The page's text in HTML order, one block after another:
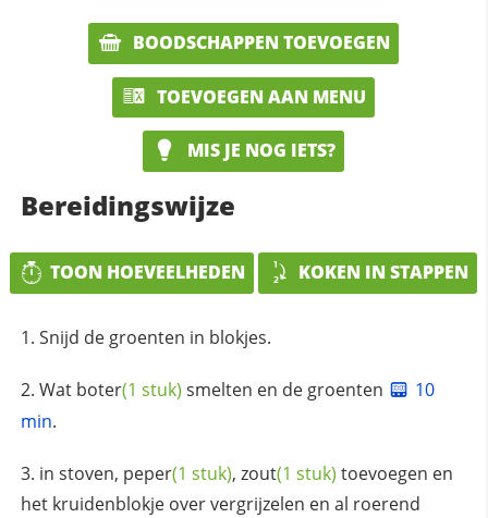
BOODSCHAPPEN TOEVOEGEN
TOEVOEGEN AAN MENU
MIS JE NOG IETS?
Bereidingswijze
TOON HOEVEELHEDEN KOKEN IN STAPPEN
Snijd de groenten in blokjes.
Wat boter(1 stuk) smelten en de groenten
10
min.
in stoven, peper(1 stuk), zout(1 stuk) toevoegen en
het kruidenblokje over vergrijzelen en al roerend